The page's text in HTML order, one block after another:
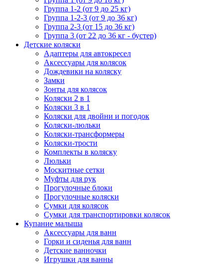
Группа 1-2 (от 9 до 25 кг)
Группа 1-2-3 (от 9 до 36 кг)
Группа 2-3 (от 15 до 36 кг)
Группа 3 (от 22 до 36 кг - бустер)
Детские коляски
Адаптеры для автокресел
Аксессуары для колясок
Дождевики на коляску
Замки
Зонты для колясок
Коляски 2 в 1
Коляски 3 в 1
Коляски для двойни и погодок
Коляски-люльки
Коляски-трансформеры
Коляски-трости
Комплекты в коляску
Люльки
Москитные сетки
Муфты для рук
Прогулочные блоки
Прогулочные коляски
Сумки для колясок
Сумки для транспортировки колясок
Купание малыша
Аксессуары для ванн
Горки и сиденья для ванн
Детские ванночки
Игрушки для ванны